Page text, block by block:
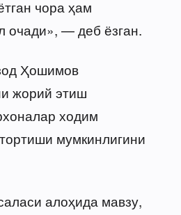
чора ҳам
очади», — деб ёзган.
Ҳошимов
жорий этиш
ходим
мумкинлигини
алоҳида мавзу,